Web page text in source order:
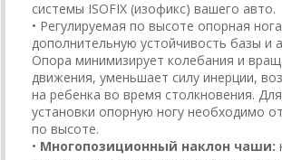
системы ISOFIX (изофикс) вашего авто.
• Регулируемая по высоте опорная
дополнительную устойчивость базы и
Опора минимизирует колебания и
движения, уменьшает силу инерции,
на ребенка во время столкновения.
установки опорную ногу необходимо
по высоте.
• Многопозиционный наклон чаши: